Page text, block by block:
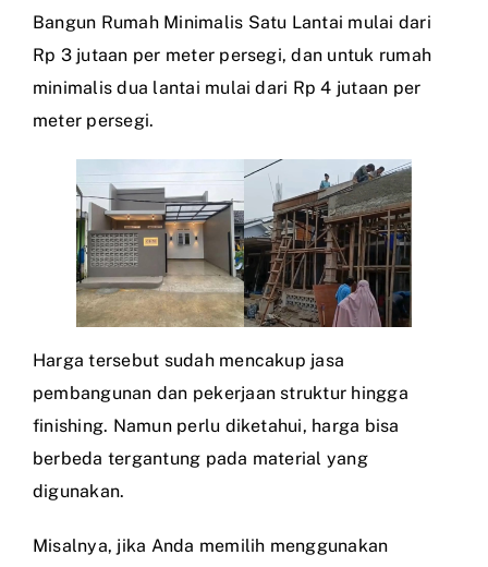
Bangun Rumah Minimalis Satu Lantai mulai dari
Rp 3 jutaan per meter persegi, dan untuk rumah
minimalis dua lantai mulai dari Rp 4 jutaan per
meter persegi.
Harga tersebut sudah mencakup jasa
pembangunan dan pekerjaan struktur hingga
finishing. Namun perlu diketahui, harga bisa
berbeda tergantung pada material yang
digunakan.
Misalnya, jika Anda memilih menggunakan